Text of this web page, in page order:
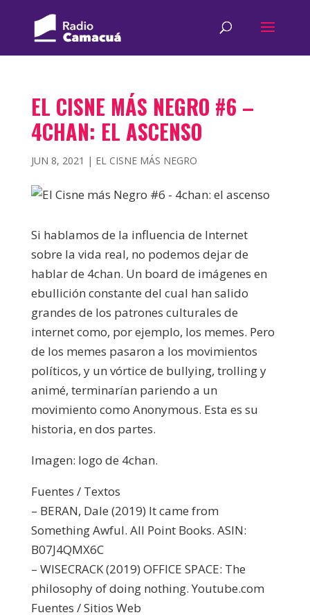
EL CISNE MÁS NEGRO #6 –
4CHAN: EL ASCENSO
JUN 8, 2021 | EL CISNE MÁS NEGRO
Si hablamos de la influencia de Internet
sobre la vida real, no podemos dejar de
hablar de 4chan. Un board de imágenes en
ebullición constante del cual han salido
grandes de los patrones culturales de
internet como, por ejemplo, los memes. Pero
de los memes pasaron a los movimientos
políticos, y un vórtice de bullying, trolling y
animé, terminarían pariendo a un
movimiento como Anonymous. Esta es su
historia, en dos partes.
Imagen: logo de 4chan.
Fuentes / Textos
– BERAN, Dale (2019) It came from
Something Awful. All Point Books. ASIN:
B07J4QMX6C
– WISECRACK (2019) OFFICE SPACE: The
philosophy of doing nothing. Youtube.com
Fuentes / Sitios Web